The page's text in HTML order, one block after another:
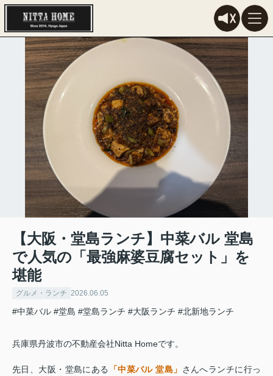
【大阪・堂島ランチ】中菜バル 堂島
で人気の「最強麻婆豆腐セット」を
堪能
グルメ・ランチ 2026.06.05
#中菜バル #堂島 #堂島ランチ #大阪ランチ #北新地ランチ
兵庫県丹波市の不動産会社Nitta Homeです。
先日、大阪・堂島にある 「中菜バル 堂島」 さんへランチに行っ